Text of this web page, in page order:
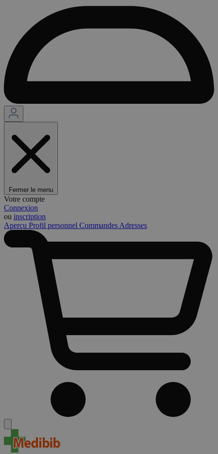
Fermer le menu
Votre compte
Connexion
ou inscription
Aperçu Profil personnel Commandes Adresses